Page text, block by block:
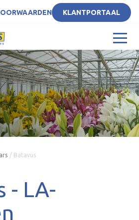
KLANTPORTAAL
/ Batavus
- LA-